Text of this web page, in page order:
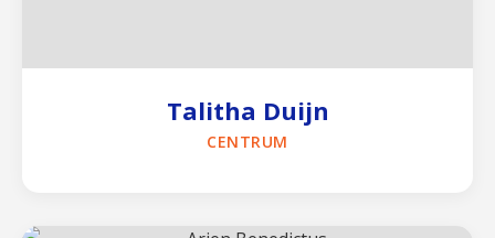
Talitha Duijn
CENTRUM